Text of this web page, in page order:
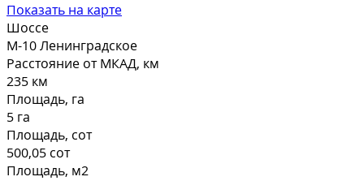
Показать на карте
Шоссе
М-10 Ленинградское
Расстояние от МКАД, км
235 км
Площадь, га
5 га
Площадь, сот
500,05 сот
Площадь, м2